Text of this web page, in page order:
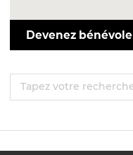
Devenez bénévole